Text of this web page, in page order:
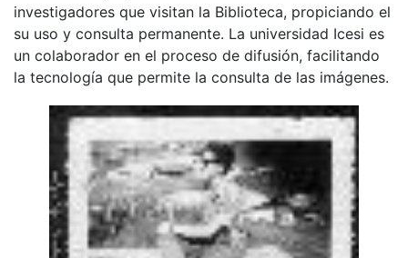
investigadores que visitan la Biblioteca, propiciando el
su uso y consulta permanente. La universidad Icesi es
un colaborador en el proceso de difusión, facilitando
la tecnología que permite la consulta de las imágenes.